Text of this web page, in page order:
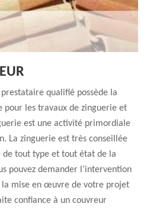
qualifié possède la
pour les travaux de zinguerie et
est une activité primordiale
La zinguerie est très conseillée
tout type et tout état de la
pouvez demander l’intervention
la mise en œuvre de votre projet
confiance à un couvreur